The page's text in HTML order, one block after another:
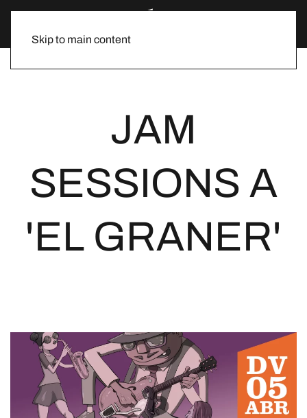
Skip to main content
JAM
SESSIONS A
'EL GRANER'